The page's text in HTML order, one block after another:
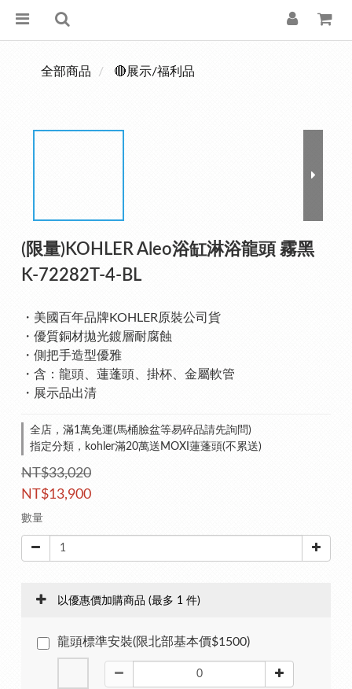
全部商品 🔴展示/福利品
(限量)KOHLER Aleo浴缸淋浴龍頭 霧黑
K-72282T-4-BL
・美國百年品牌KOHLER原裝公司貨
・優質銅材拋光鍍層耐腐蝕
・側把手造型優雅
・含：龍頭、蓮蓬頭、掛杯、金屬軟管
・展示品出清
全店，滿1萬免運(馬桶臉盆等易碎品請先詢問)
指定分類，kohler滿20萬送MOXI蓮蓬頭(不累送)
NT$33,020
NT$13,900
數量
以優惠價加購商品 (最多 1 件)
龍頭標準安裝(限北部基本價$1500)